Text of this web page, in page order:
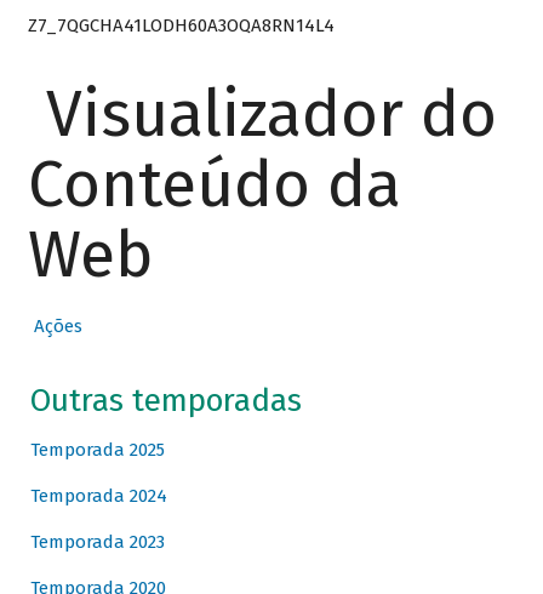
Z7_7QGCHA41LODH60A3OQA8RN14L4
Visualizador do
Conteúdo da
Web
Ações
Outras temporadas
Temporada 2025
Temporada 2024
Temporada 2023
Temporada 2020